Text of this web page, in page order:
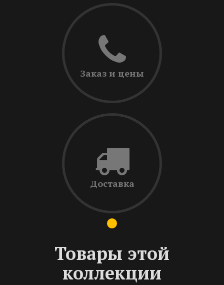
Заказ и цены
Доставка
Товары этой
коллекции